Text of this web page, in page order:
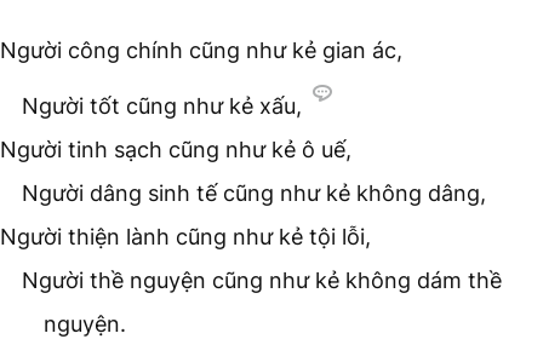
Người công chính cũng như kẻ gian ác,
Người tốt cũng như kẻ xấu,
Người tinh sạch cũng như kẻ ô uế,
Người dâng sinh tế cũng như kẻ không dâng,
Người thiện lành cũng như kẻ tội lỗi,
Người thề nguyện cũng như kẻ không dám thề
nguyện.